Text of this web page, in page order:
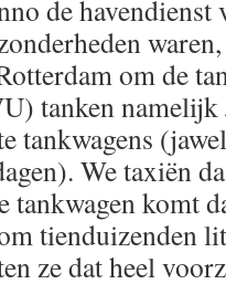
de havendienst
om de
tanken
tankwagens
We taxiën
tankwagen komt
tienduizenden
ze dat heel